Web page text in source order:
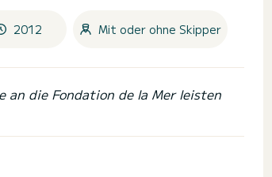
2012 Mit oder ohne Skipper
an die Fondation de la Mer leisten